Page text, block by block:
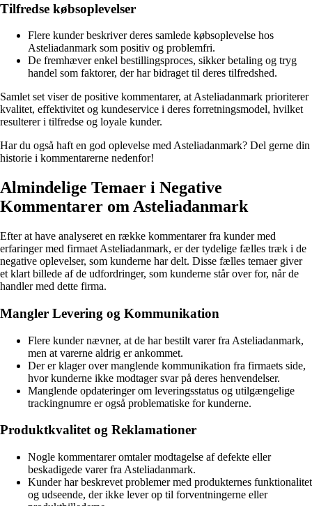
Tilfredse købsoplevelser
Flere kunder beskriver deres samlede købsoplevelse hos
Asteliadanmark som positiv og problemfri.
De fremhæver enkel bestillingsproces, sikker betaling og tryg
handel som faktorer, der har bidraget til deres tilfredshed.
Samlet set viser de positive kommentarer, at Asteliadanmark prioriterer
kvalitet, effektivitet og kundeservice i deres forretningsmodel, hvilket
resulterer i tilfredse og loyale kunder.
Har du også haft en god oplevelse med Asteliadanmark? Del gerne din
historie i kommentarerne nedenfor!
Almindelige Temaer i Negative
Kommentarer om Asteliadanmark
Efter at have analyseret en række kommentarer fra kunder med
erfaringer med firmaet Asteliadanmark, er der tydelige fælles træk i de
negative oplevelser, som kunderne har delt. Disse fælles temaer giver
et klart billede af de udfordringer, som kunderne står over for, når de
handler med dette firma.
Mangler Levering og Kommunikation
Flere kunder nævner, at de har bestilt varer fra Asteliadanmark,
men at varerne aldrig er ankommet.
Der er klager over manglende kommunikation fra firmaets side,
hvor kunderne ikke modtager svar på deres henvendelser.
Manglende opdateringer om leveringsstatus og utilgængelige
trackingnumre er også problematiske for kunderne.
Produktkvalitet og Reklamationer
Nogle kommentarer omtaler modtagelse af defekte eller
beskadigede varer fra Asteliadanmark.
Kunder har beskrevet problemer med produkternes funktionalitet
og udseende, der ikke lever op til forventningerne eller